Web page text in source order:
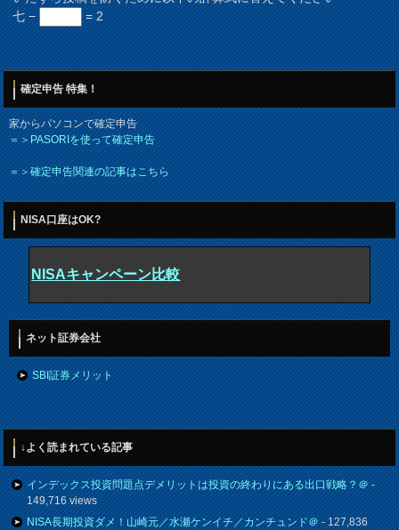
七 −
= 2
確定申告 特集！
家からパソコンで確定申告
＝＞PASORIを使って確定申告
＝＞確定申告関連の記事はこちら
NISA口座はOK?
NISAキャンペーン比較
ネット証券会社
SBI証券メリット
↓よく読まれている記事
インデックス投資問題点デメリットは投資の終わりにある出口戦略？＠-
149,716 views
NISA長期投資ダメ！山崎元／水瀬ケンイチ／カンチュンド＠- 127,836